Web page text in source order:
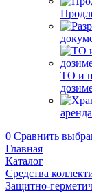
ТО и
0 Сравнить
Главная
Каталог
Средства
Защитно-